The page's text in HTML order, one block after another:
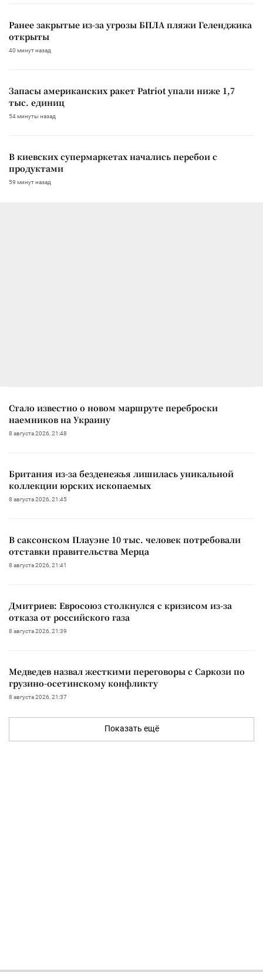
Ранее закрытые из-за угрозы БПЛА пляжи Геленджика
открыты
40 минут назад
Запасы американских ракет Patriot упали ниже 1,7
тыс. единиц
54 минуты назад
В киевских супермаркетах начались перебои с
продуктами
59 минут назад
Стало известно о новом маршруте переброски
наемников на Украину
8 августа 2026, 21:48
Британия из-за безденежья лишилась уникальной
коллекции юрских ископаемых
8 августа 2026, 21:45
В саксонском Плауэне 10 тыс. человек потребовали
отставки правительства Мерца
8 августа 2026, 21:41
Дмитриев: Евросоюз столкнулся с кризисом из-за
отказа от российского газа
8 августа 2026, 21:39
Медведев назвал жесткими переговоры с Саркози по
грузино-осетинскому конфликту
8 августа 2026, 21:37
Показать ещё